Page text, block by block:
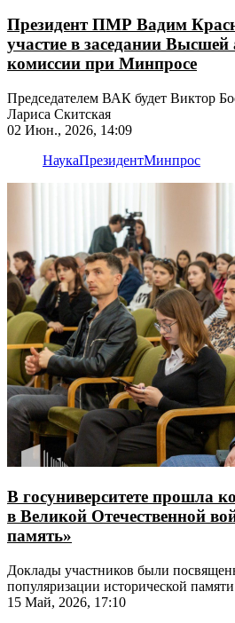
Президент ПМР Вадим
участие в заседании Высшей
комиссии при Минпросе
Председателем ВАК будет Виктор
Лариса Скитская
02 Июн., 2026, 14:09
НаукаПрезидентМинпрос
В госуниверситете прошла
в Великой Отечественной
память»
Доклады участников были
популяризации исторической памяти
15 Май, 2026, 17:10